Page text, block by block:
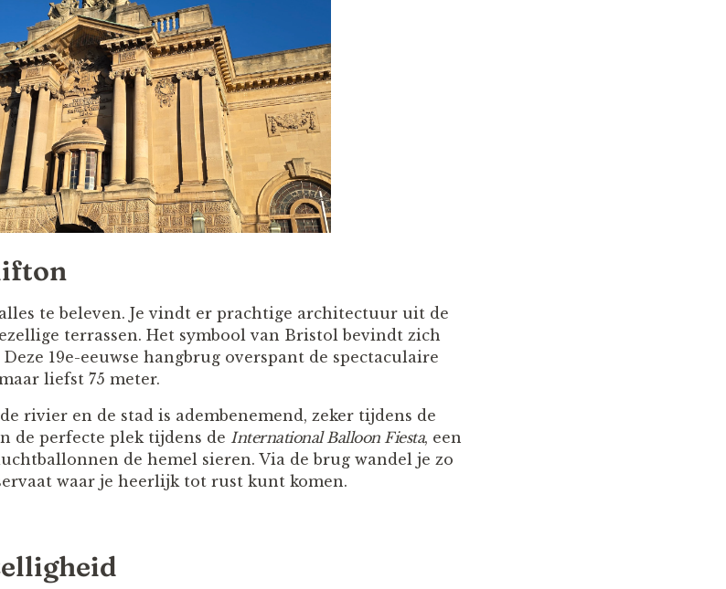
te beleven. Je vindt er prachtige architectuur uit de
terrassen. Het symbool van Bristol bevindt zich
Deze 19e-eeuwse hangbrug overspant de spectaculaire
liefst 75 meter.
rivier en de stad is adembenemend, zeker tijdens de
de perfecte plek tijdens de International Balloon Fiesta, een
de hemel sieren. Via de brug wandel je zo
waar je heerlijk tot rust kunt komen.